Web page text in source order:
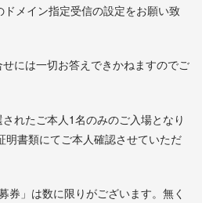
メイン指定受信の設定をお願い致
には一切お答えできかねますのでご
れたご本人1名のみのご入場となり
明書類にてご本人確認させていただ
券」は数に限りがございます。無く